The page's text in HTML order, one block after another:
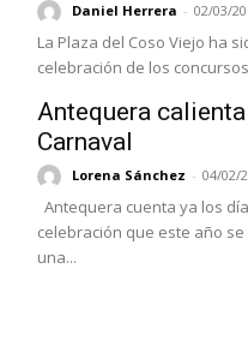
Daniel Herrera - 02/03/
La Plaza del Coso Viejo ha
celebración de los
Antequera
Carnaval
Lorena Sánchez - 04/02/
Antequera cuenta ya los
celebración que este año
una...